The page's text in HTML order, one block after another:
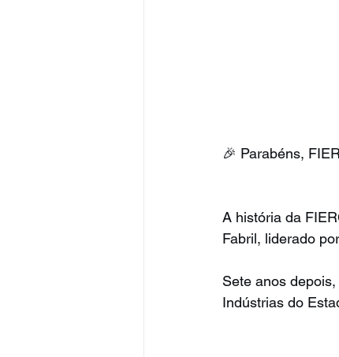
🎉 Parabéns,
A história da
Fabril, liderado
Sete anos
Indústrias do